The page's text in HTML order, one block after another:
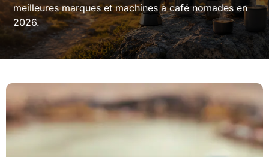
meilleures marques et machines à café nomades en
2026.